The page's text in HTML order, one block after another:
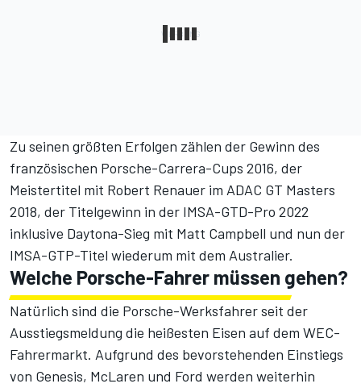
Zu seinen größten Erfolgen zählen der Gewinn des
französischen Porsche-Carrera-Cups 2016, der
Meistertitel mit Robert Renauer im ADAC GT Masters
2018, der Titelgewinn in der IMSA-GTD-Pro 2022
inklusive Daytona-Sieg mit Matt Campbell und nun der
IMSA-GTP-Titel wiederum mit dem Australier.
Welche Porsche-Fahrer müssen gehen?
Natürlich sind die Porsche-Werksfahrer seit der
Ausstiegsmeldung die heißesten Eisen auf dem WEC-
Fahrermarkt. Aufgrund des bevorstehenden Einstiegs
von Genesis, McLaren und Ford werden weiterhin